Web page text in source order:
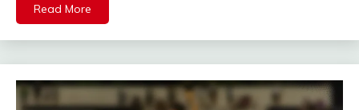
Read More